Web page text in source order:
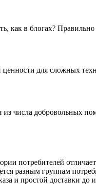
в блогах?
для сложных
числа добровольных
потребителей
разным группам
и простой доставки